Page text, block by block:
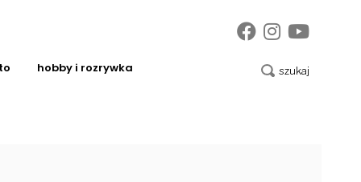
hobby i rozrywka